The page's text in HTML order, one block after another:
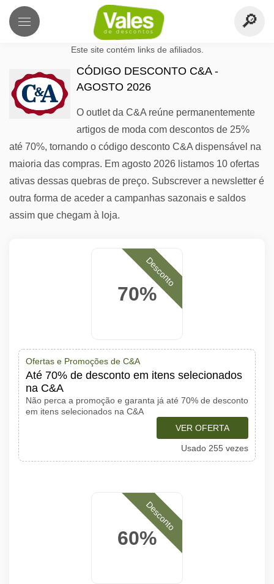
Este site contém links de afiliados.
CÓDIGO DESCONTO C&A -
AGOSTO 2026
O outlet da C&A reúne permanentemente
artigos de moda com descontos de 25%
até 70%, tornando o código desconto C&A dispensável na
maioria das compras. Em agosto 2026 listamos 10 ofertas
ativas dessas quebras de preço. Subscrever a newsletter é
outra forma de aceder a campanhas sazonais e saldos
assim que chegam à loja.
70%
Desconto
Ofertas e Promoções de C&A
Até 70% de desconto em itens selecionados
na C&A
Não perca a promoção e garanta já até 70% de desconto
em itens selecionados na C&A
VER OFERTA
Usado 255 vezes
60%
Desconto